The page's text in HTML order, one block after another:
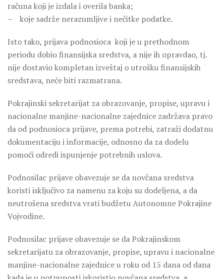
računa koji je izdala i overila banka;
– koje sadrže nerazumljive i nečitke podatke.
Isto tako, prijava podnosioca koji je u prethodnom
periodu dobio finansijska sredstva, a nije ih opravdao, tj.
nije dostavio kompletan izveštaj o utrošku finansijskih
sredstava, neće biti razmatrana.
Pokrajinski sekretarijat za obrazovanje, propise, upravu i
nacionalne manjine-nacionalne zajednice zadržava pravo
da od podnosioca prijave, prema potrebi, zatraži dodatnu
dokumentaciju i informacije, odnosno da za dodelu
pomoći odredi ispunjenje potrebnih uslova.
Podnosilac prijave obavezuje se da novčana sredstva
koristi isključivo za namenu za koju su dodeljena, a da
neutrošena sredstva vrati budžetu Autonomne Pokrajine
Vojvodine.
Podnosilac prijave obavezuje se da Pokrajinskom
sekretarijatu za obrazovanje, propise, upravu i nacionalne
manjine-nacionalne zajednice u roku od 15 dana od dana